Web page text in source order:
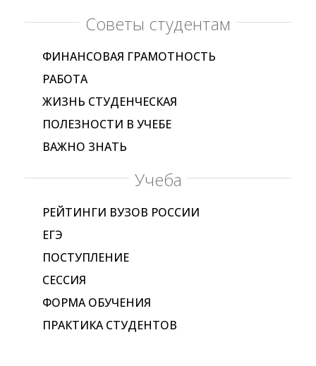
Советы студентам
ФИНАНСОВАЯ ГРАМОТНОСТЬ
РАБОТА
ЖИЗНЬ СТУДЕНЧЕСКАЯ
ПОЛЕЗНОСТИ В УЧЕБЕ
ВАЖНО ЗНАТЬ
Учеба
РЕЙТИНГИ ВУЗОВ РОССИИ
ЕГЭ
ПОСТУПЛЕНИЕ
СЕССИЯ
ФОРМА ОБУЧЕНИЯ
ПРАКТИКА СТУДЕНТОВ